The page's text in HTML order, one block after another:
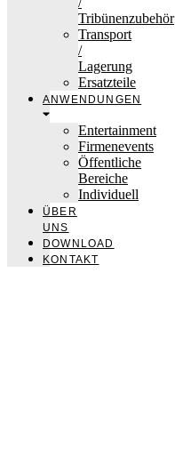
Tribünenzubehör
Transport
/
Lagerung
Ersatzteile
ANWENDUNGEN
Entertainment
Firmenevents
Öffentliche
Bereiche
Individuell
ÜBER
UNS
DOWNLOAD
KONTAKT